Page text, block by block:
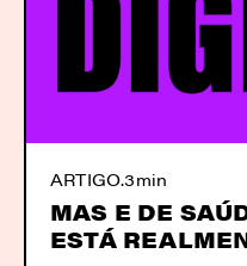
ARTIGO.3min
MAS E DE
ESTÁ